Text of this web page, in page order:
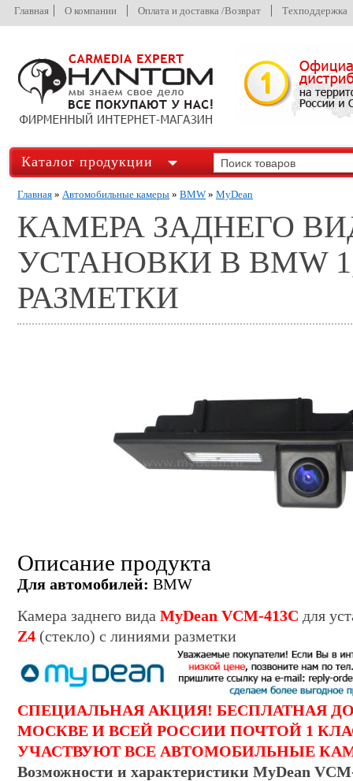
Главная О компании Оплата и доставка /Возврат Техподдержка
Каталог продукции
Главная » Автомобильные камеры » BMW » MyDean
КАМЕРА ЗАДНЕГО
УСТАНОВКИ В BMW
РАЗМЕТКИ
Описание продукта
Для автомобилей: BMW
Камера заднего вида MyDean VCM-413C для
Z4 (стекло) с линиями разметки
СПЕЦИАЛЬНАЯ АКЦИЯ! БЕСПЛАТНАЯ
МОСКВЕ И ВСЕЙ РОССИИ ПОЧТОЙ 1
УЧАСТВУЮТ ВСЕ АВТОМОБИЛЬНЫЕ
Возможности и характеристики MyDean